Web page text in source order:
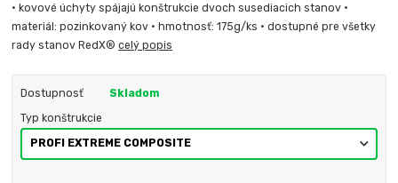
• kovové úchyty spájajú konštrukcie dvoch susediacich stanov •
materiál: pozinkovaný kov • hmotnosť: 175g/ks • dostupné pre všetky
rady stanov RedX®celý popis
Dostupnosť Skladom
Typ konštrukcie